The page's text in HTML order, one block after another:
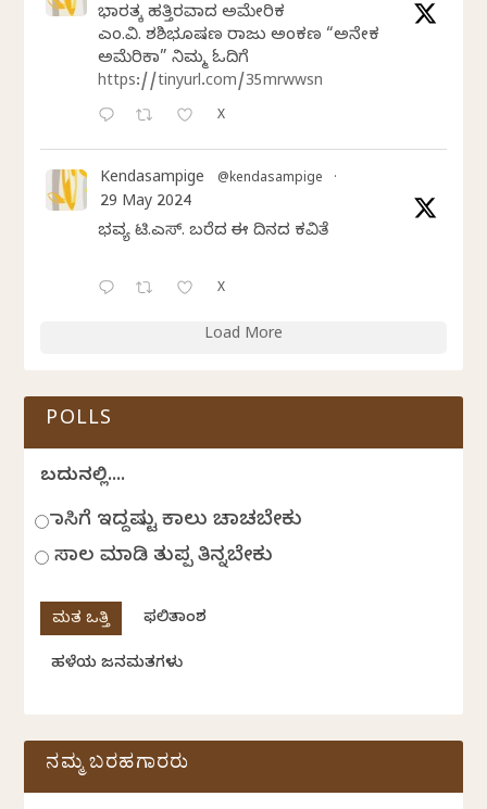
ಭಾರತಕ್ಕೆ ಹತ್ತಿರವಾದ ಅಮೇರಿಕ
ಎಂ.ವಿ. ಶಶಿಭೂಷಣ ರಾಜು ಅಂಕಣ “ಅನೇಕ
ಅಮೆರಿಕಾ” ನಿಮ್ಮ ಓದಿಗೆ
https://tinyurl.com/35mrwwsn
X
Kendasampige @kendasampige ·
29 May 2024
ಭವ್ಯ ಟಿ.ಎಸ್. ಬರೆದ ಈ ದಿನದ ಕವಿತೆ
X
Load More
POLLS
ಬದುಕಿನಲ್ಲಿ....
ಹಾಸಿಗೆ ಇದ್ದಷ್ಟು ಕಾಲು ಚಾಚಬೇಕು
ಸಾಲ ಮಾಡಿ ತುಪ್ಪ ತಿನ್ನಬೇಕು
ಫಲಿತಾಂಶ
ಹಳೆಯ ಜನಮತಗಳು
ನಮ್ಮ ಬರಹಗಾರರು